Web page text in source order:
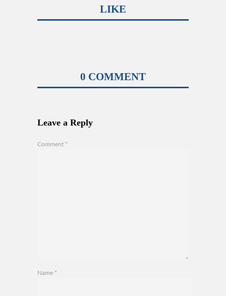
LIKE
0 COMMENT
Leave a Reply
Comment *
Name *